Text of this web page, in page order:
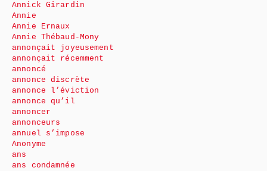
Annick Girardin
Annie
Annie Ernaux
Annie Thébaud-Mony
annonçait joyeusement
annonçait récemment
annoncé
annonce discrète
annonce l’éviction
annonce qu’il
annoncer
annonceurs
annuel s’impose
Anonyme
ans
ans condamnée